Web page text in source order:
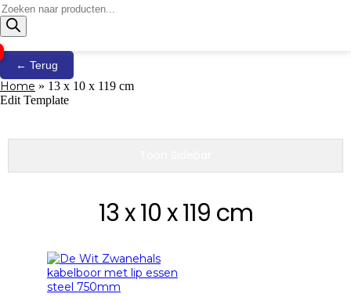
Producten
zoeken
← Terug
Home » 13 x 10 x 119 cm
Edit Template
13 x 10 x 119 cm